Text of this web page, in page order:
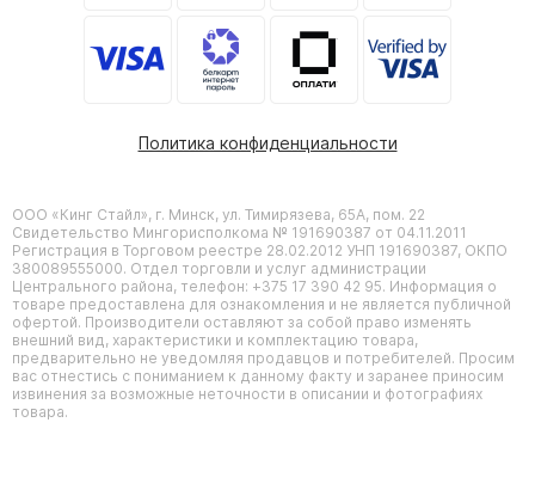
Политика конфиденциальности
ООО «Кинг Стайл», г. Минск, ул. Тимирязева, 65А, пом. 22
Свидетельство Мингорисполкома № 191690387 от 04.11.2011
Регистрация в Торговом реестре 28.02.2012 УНП 191690387, ОКПО
380089555000. Отдел торговли и услуг администрации
Центрального района, телефон: +375 17 390 42 95. Информация о
товаре предоставлена для ознакомления и не является публичной
офертой. Производители оставляют за собой право изменять
внешний вид, характеристики и комплектацию товара,
предварительно не уведомляя продавцов и потребителей. Просим
вас отнестись с пониманием к данному факту и заранее приносим
извинения за возможные неточности в описании и фотографиях
товара.